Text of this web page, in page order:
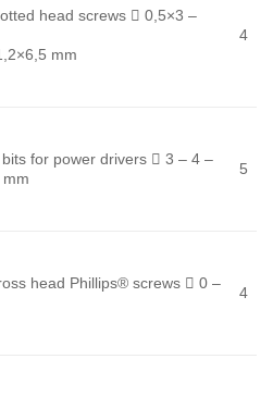
head screws  0,5×3 –
mm
4
for power drivers  3 – 4 –
5
head Phillips® screws  0 –
4